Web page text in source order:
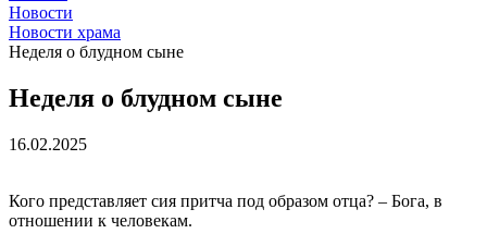
Новости
Новости храма
Неделя о блудном сыне
Неделя о блудном сыне
16.02.2025
Кого представляет сия притча под образом отца? – Бога, в
отношении к человекам.